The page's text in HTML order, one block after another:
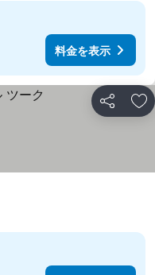
料金を表示
シェア お